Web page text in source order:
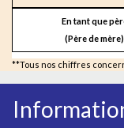
En tant que
(Père de mère)
**Tous nos chiffres